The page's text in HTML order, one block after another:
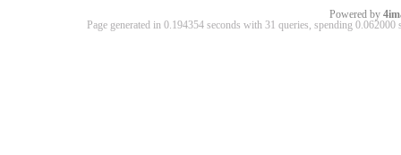
Powered by
Page generated in 0.194354 seconds with 31 queries, spending